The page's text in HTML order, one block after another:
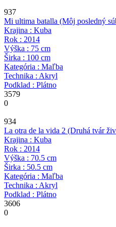
937
Mi ultima batalla (Môj posledný
Krajina : Kuba
Rok : 2014
Výška : 75 cm
Širka : 100 cm
Kategória : Maľba
Technika : Akryl
Podklad : Plátno
3579
0
934
La otra de la vida 2 (Druhá tvár
Krajina : Kuba
Rok : 2014
Výška : 70.5 cm
Širka : 50.5 cm
Kategória : Maľba
Technika : Akryl
Podklad : Plátno
3606
0